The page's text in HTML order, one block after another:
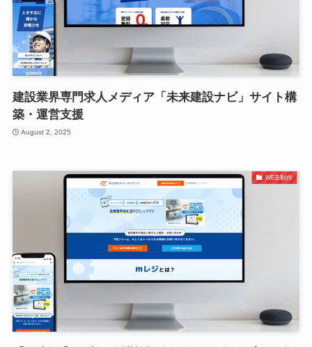
建設業界専門求人メディア「未来建設ナビ」サイト構
築・運営支援
August 2, 2025
WEB制作